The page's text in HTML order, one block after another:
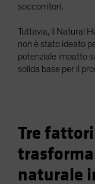
soccorritori.
Tuttavia, il Natural
non è stato ideato
potenziale impatto
solida base per il
Tre
naturale